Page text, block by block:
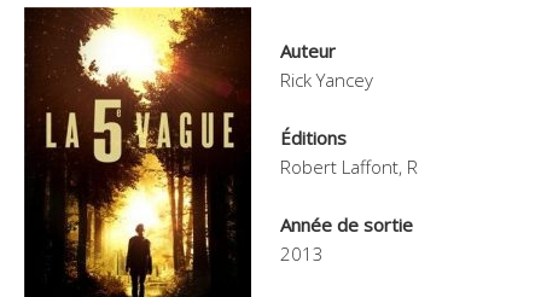
Auteur
Rick Yancey
Éditions
Robert Laffont, R
Année de sortie
2013